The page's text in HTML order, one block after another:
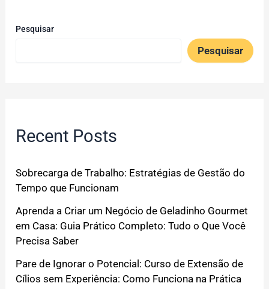
Pesquisar
Pesquisar
Recent Posts
Sobrecarga de Trabalho: Estratégias de Gestão do
Tempo que Funcionam
Aprenda a Criar um Negócio de Geladinho Gourmet
em Casa: Guia Prático Completo: Tudo o Que Você
Precisa Saber
Pare de Ignorar o Potencial: Curso de Extensão de
Cílios sem Experiência: Como Funciona na Prática